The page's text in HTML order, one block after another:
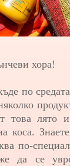
хора!
по
това лято
коса.
по-
да се